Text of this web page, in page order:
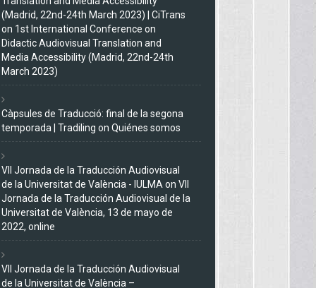
(Madrid, 22nd-24th March 2023) | CiTrans
on 1st International Conference on
Didactic Audiovisual Translation and
Media Accessibility (Madrid, 22nd-24th
March 2023)
Càpsules de Traducció: final de la segona
temporada | Tradiling on Quiénes somos
VII Jornada de la Traducción Audiovisual
de la Universitat de València - IULMAon VII
Jornada de la Traducción Audiovisual de la
Universitat de València, 13 de mayo de
2022, online
VII Jornada de la Traducción Audiovisual
de la Universitat de València –